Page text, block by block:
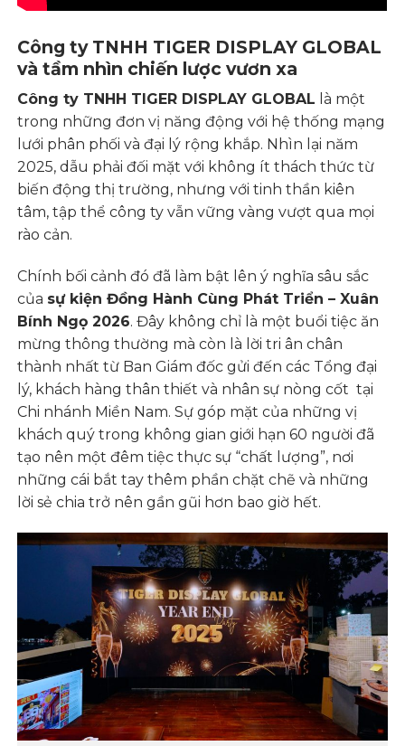
Công ty TNHH TIGER DISPLAY GLOBAL
và tầm nhìn chiến lược vươn xa
Công ty TNHH TIGER DISPLAY GLOBAL là một
trong những đơn vị năng động với hệ thống mạng
lưới phân phối và đại lý rộng khắp. Nhìn lại năm
2025, dẫu phải đối mặt với không ít thách thức từ
biến động thị trường, nhưng với tinh thần kiên
tâm, tập thể công ty vẫn vững vàng vượt qua mọi
rào cản.
Chính bối cảnh đó đã làm bật lên ý nghĩa sâu sắc
của sự kiện Đồng Hành Cùng Phát Triển – Xuân
Bính Ngọ 2026. Đây không chỉ là một buổi tiệc ăn
mừng thông thường mà còn là lời tri ân chân
thành nhất từ Ban Giám đốc gửi đến các Tổng đại
lý, khách hàng thân thiết và nhân sự nòng cốt tại
Chi nhánh Miền Nam. Sự góp mặt của những vị
khách quý trong không gian giới hạn 60 người đã
tạo nên một đêm tiệc thực sự “chất lượng”, nơi
những cái bắt tay thêm phần chặt chẽ và những
lời sẻ chia trở nên gần gũi hơn bao giờ hết.